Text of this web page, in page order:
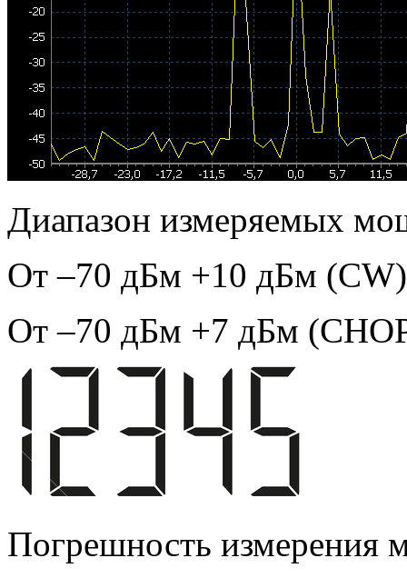
Диапазон измеряемых
От –70 дБм +10 дБм
От –70 дБм +7 дБм
Погрешность измерения